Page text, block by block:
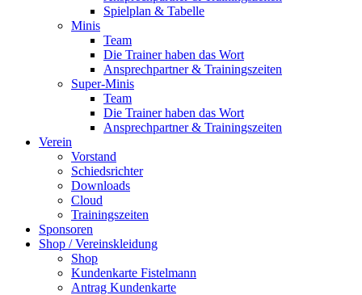
Spielplan & Tabelle
Minis
Team
Die Trainer haben das Wort
Ansprechpartner & Trainingszeiten
Super-Minis
Team
Die Trainer haben das Wort
Ansprechpartner & Trainingszeiten
Verein
Vorstand
Schiedsrichter
Downloads
Cloud
Trainingszeiten
Sponsoren
Shop / Vereinskleidung
Shop
Kundenkarte Fistelmann
Antrag Kundenkarte